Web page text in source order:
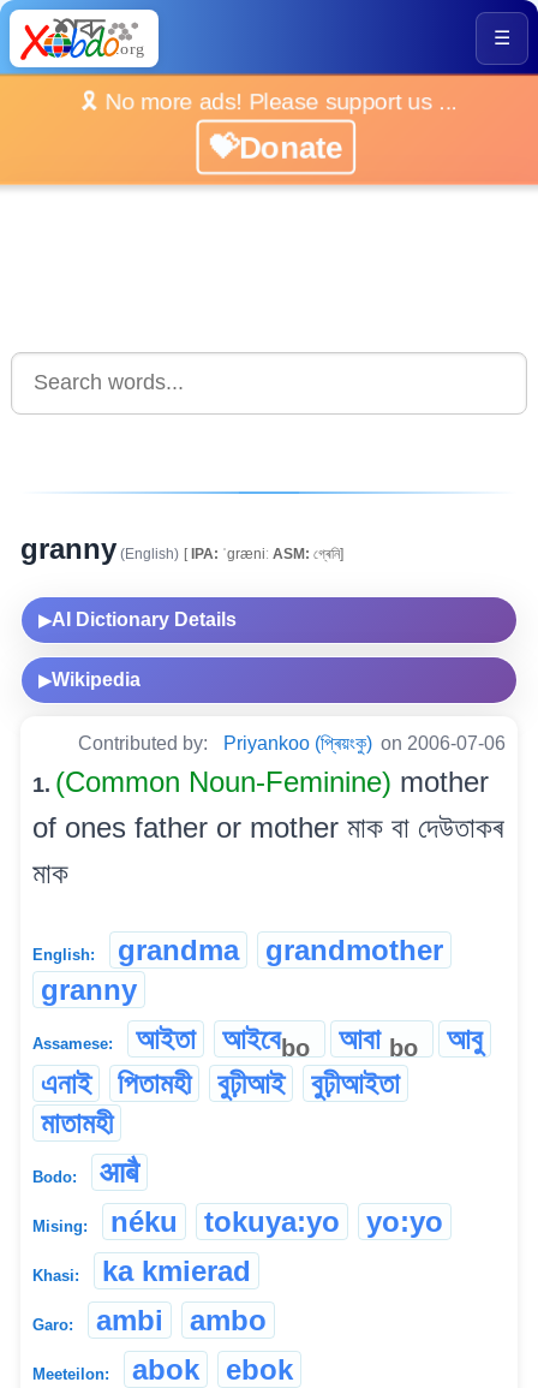
☰
🎗️ No more ads! Please support us ...
💝Donate
granny (English) [IPA: ˈgræniː ASM: গ্ৰেনি]
▶AI Dictionary Details
▶Wikipedia
Contributed by: Priyankoo (প্ৰিয়ংকু) on 2006-07-06
1. (Common Noun-Feminine) mother
of ones father or mother মাক বা দেউতাকৰ
মাক
English: grandma
grandmother
granny
Assamese: আইতা আইবেbo আবা bo
আবু
এনাই
পিতামহী বুঢ়ীআই
বুঢ়ীআইতা
মাতামহী
Bodo: आबै
Mising: néku tokuya:yo yo:yo
Khasi: ka kmierad
Garo: ambi ambo
Meeteilon: abok ebok